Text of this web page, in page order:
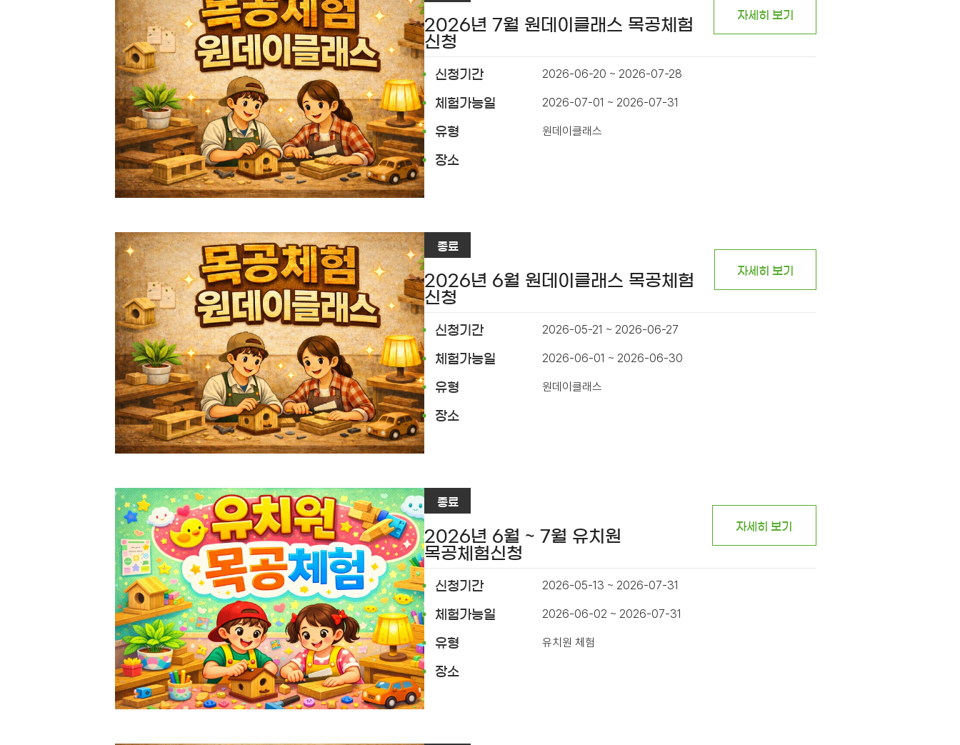
2026년 7월 원데이클래스 목공체험
신청
자세히 보기
신청기간 2026-06-20 ~ 2026-07-28
체험가능일 2026-07-01 ~ 2026-07-31
유형 원데이클래스
장소
종료
2026년 6월 원데이클래스 목공체험
신청
자세히 보기
신청기간 2026-05-21 ~ 2026-06-27
체험가능일 2026-06-01 ~ 2026-06-30
유형 원데이클래스
장소
종료
2026년 6월 ~ 7월 유치원
목공체험신청
자세히 보기
신청기간 2026-05-13 ~ 2026-07-31
체험가능일 2026-06-02 ~ 2026-07-31
유형 유치원 체험
장소